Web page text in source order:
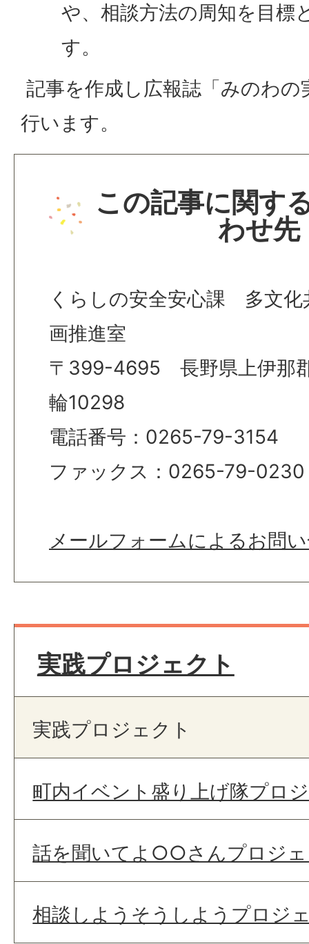
や、相談方法の周知を目標
す。
記事を作成し広報誌「みのわ
行います。
この記事に関す
わせ先
くらしの安全安心課 多文化
画推進室
〒399-4695 長野県上伊那
輪10298
電話番号：0265-79-3154
ファックス：0265-79-0230
メールフォームによるお問
実践プロジェクト
実践プロジェクト
町内イベント盛り上げ隊プロ
話を聞いてよ○○さんプロジ
相談しようそうしようプロジ